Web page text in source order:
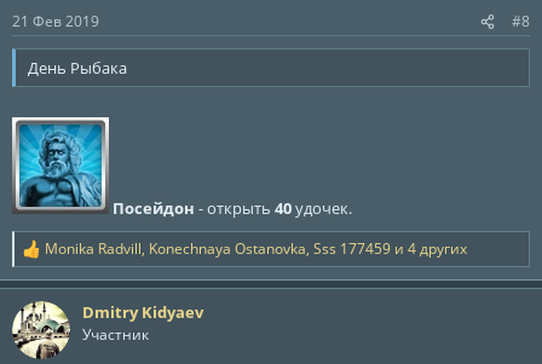
:
21 Фев 2019 #8
День Рыбака
Посейдон - открыть 40удочек.
Р
е
а
к
ц
и
Monika Radvill, Konechnaya Ostanovka, Sss 177459 и 4 других
Dmitry Kidyaev
Участник